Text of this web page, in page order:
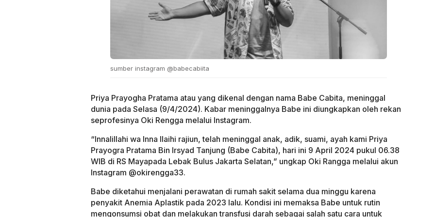
sumber instagram @babecabiita
Priya Prayogha Pratama atau yang dikenal dengan nama Babe Cabita, meninggal
dunia pada Selasa (9/4/2024). Kabar meninggalnya Babe ini diungkapkan oleh rekan
seprofesinya Oki Rengga melalui Instagram.
“Innalillahi wa Inna Ilaihi rajiun, telah meninggal anak, adik, suami, ayah kami Priya
Prayogra Pratama Bin Irsyad Tanjung (Babe Cabita), hari ini 9 April 2024 pukul 06.38
WIB di RS Mayapada Lebak Bulus Jakarta Selatan,” ungkap Oki Rangga melalui akun
Instagram @okirengga33.
Babe diketahui menjalani perawatan di rumah sakit selama dua minggu karena
penyakit Anemia Aplastik pada 2023 lalu. Kondisi ini memaksa Babe untuk rutin
mengonsumsi obat dan melakukan transfusi darah sebagai salah satu cara untuk